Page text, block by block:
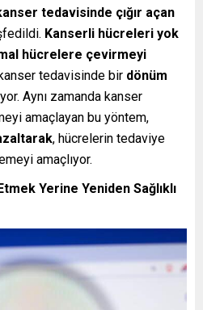
tedavisinde çığır açan
Kanserli hücreleri yok
hücrelere çevirmeyi
tedavisinde bir dönüm
Aynı zamanda kanser
amaçlayan bu yöntem,
, hücrelerin tedaviye
amaçlıyor.
Yerine Yeniden Sağlıklı